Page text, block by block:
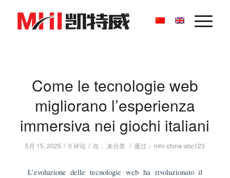
Come le tecnologie web
migliorano l’esperienza
immersiva nei giochi italiani
5月 15, 2025 / 0 评论 / 在： 未分类 / 通过： mhi-china-abc123
L’evoluzione delle tecnologie web ha rivoluzionato il